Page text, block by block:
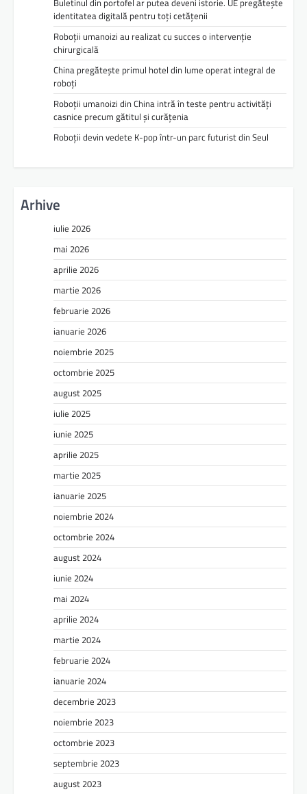
identitatea digitală pentru toți cetățenii
Roboții umanoizi au realizat cu succes o intervenție
chirurgicală
China pregătește primul hotel din lume operat integral de
roboți
Roboții umanoizi din China intră în teste pentru activități
casnice precum gătitul și curățenia
Roboții devin vedete K-pop într-un parc futurist din Seul
Arhive
iulie 2026
mai 2026
aprilie 2026
martie 2026
februarie 2026
ianuarie 2026
noiembrie 2025
octombrie 2025
august 2025
iulie 2025
iunie 2025
aprilie 2025
martie 2025
ianuarie 2025
noiembrie 2024
octombrie 2024
august 2024
iunie 2024
mai 2024
aprilie 2024
martie 2024
februarie 2024
ianuarie 2024
decembrie 2023
noiembrie 2023
octombrie 2023
septembrie 2023
august 2023